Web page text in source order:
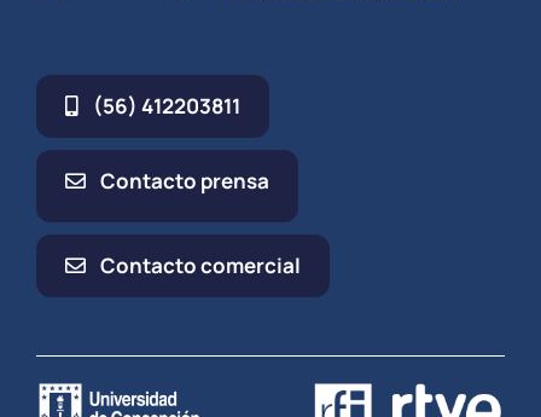
(56) 412203811
Contacto prensa
Contacto comercial